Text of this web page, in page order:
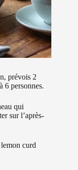
prévois 2
6 personnes.
qui
sur l’après-
curd